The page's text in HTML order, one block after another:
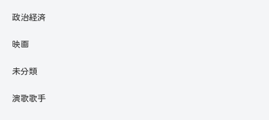
政治経済
映画
未分類
演歌歌手